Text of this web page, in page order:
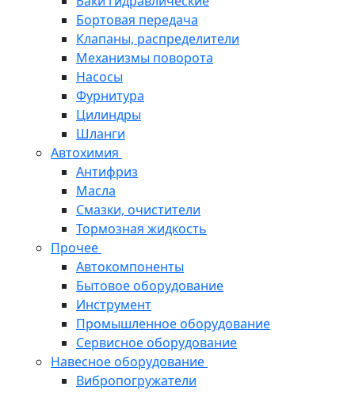
Бортовая передача
Клапаны, распределители
Механизмы поворота
Насосы
Фурнитура
Цилиндры
Шланги
Автохимия
Антифриз
Масла
Смазки, очистители
Тормозная жидкость
Прочее
Автокомпоненты
Бытовое оборудование
Инструмент
Промышленное оборудование
Сервисное оборудование
Навесное оборудование
Вибропогружатели